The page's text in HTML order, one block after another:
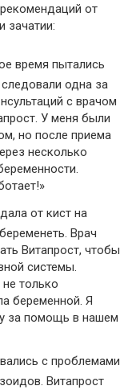
от
зачатии:
время пытались
одна за
с врачом
У меня были
но после приема
несколько
от кист на
Врач
Витапрост, чтобы
системы.
только
беременной. Я
за помощь в нашем
с проблемами
Витапрост